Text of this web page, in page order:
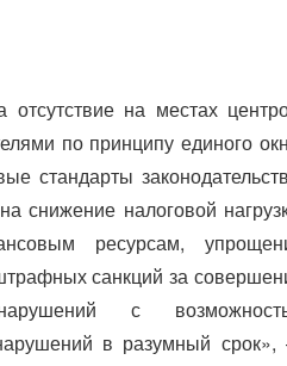
отсутствие на местах
по принципу единого
стандарты
снижение налоговой
ресурсам,
санкций за
с
в разумный